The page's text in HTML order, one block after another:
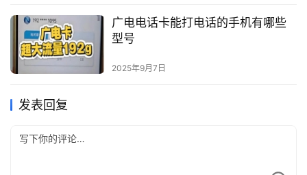
广电电话卡能打电话的手机有哪些
型号
2025年9月7日
发表回复